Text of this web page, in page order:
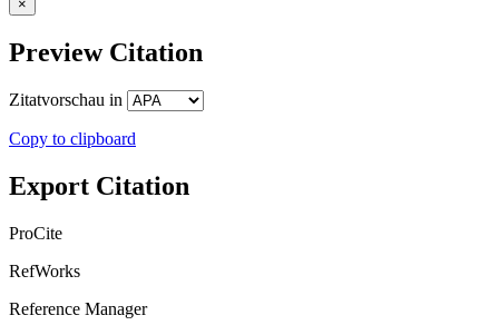
×
Preview Citation
Zitatvorschau in
Copy to clipboard
Export Citation
ProCite
RefWorks
Reference Manager